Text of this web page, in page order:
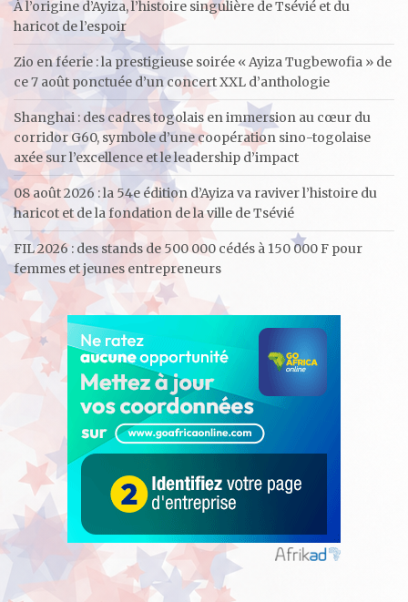
À l’origine d’Ayiza, l’histoire singulière de Tsévié et du
haricot de l’espoir
Zio en féerie : la prestigieuse soirée « Ayiza Tugbewofia » de
ce 7 août ponctuée d’un concert XXL d’anthologie
Shanghai : des cadres togolais en immersion au cœur du
corridor G60, symbole d’une coopération sino-togolaise
axée sur l’excellence et le leadership d’impact
08 août 2026 : la 54e édition d’Ayiza va raviver l’histoire du
haricot et de la fondation de la ville de Tsévié
FIL 2026 : des stands de 500 000 cédés à 150 000 F pour
femmes et jeunes entrepreneurs